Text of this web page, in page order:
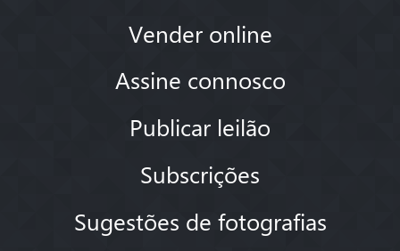
Vender online
Assine connosco
Publicar leilão
Subscrições
Sugestões de fotografias